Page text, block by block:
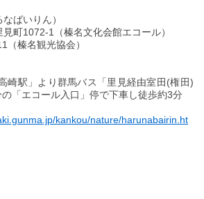
ばいりん）
町1072-1（榛名文化会館エコール）
（榛名観光協会）
崎駅」より群馬バス「里見経由室田(権田)
「エコール入口」停で下車し徒歩約3分
kankou/nature/harunabairin.ht